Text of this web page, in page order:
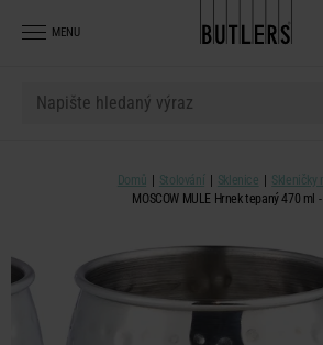
MENU
Domů Stolování Sklenice
Skleničky
MOSCOW MULE Hrnek tepaný 470 ml